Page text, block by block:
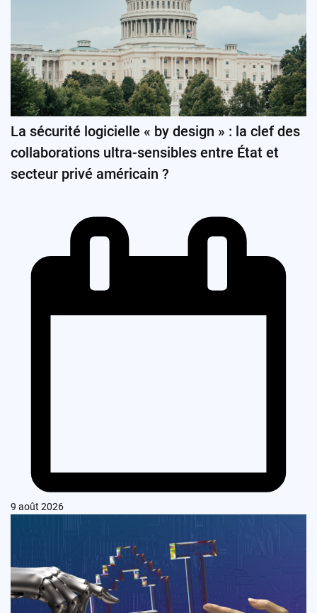
La sécurité logicielle « by design » : la clef des
collaborations ultra-sensibles entre État et
secteur privé américain ?
9 août 2026